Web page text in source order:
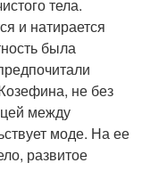
тела.
и натирается
была
не без
между
моде. На ее
развитое